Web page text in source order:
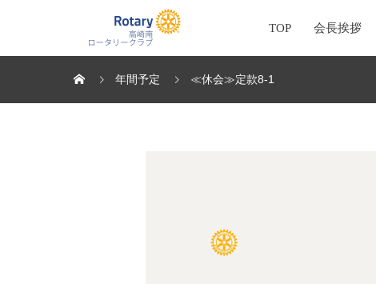
TOP 会長挨拶
年間予定 ≪休会≫定款8-1